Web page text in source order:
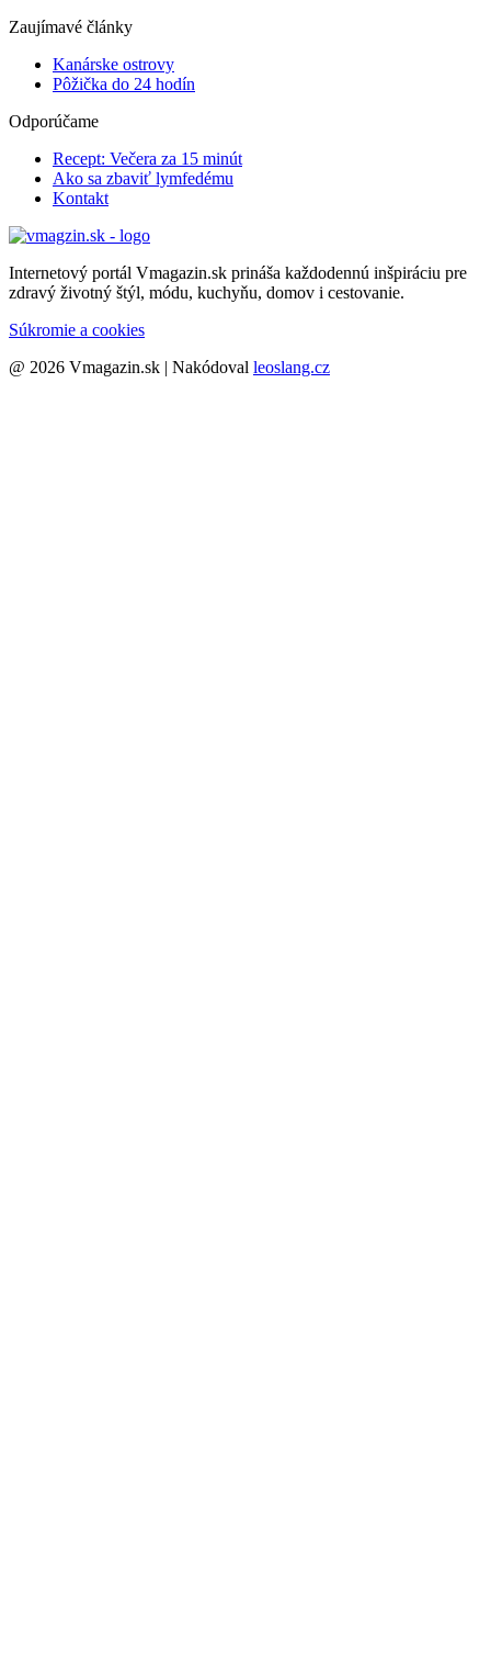
Zaujímavé články
Kanárske ostrovy
Pôžička do 24 hodín
Odporúčame
Recept: Večera za 15 minút
Ako sa zbaviť lymfedému
Kontakt
Internetový portál Vmagazin.sk prináša každodennú inšpiráciu pre
zdravý životný štýl, módu, kuchyňu, domov i cestovanie.
Súkromie a cookies
@ 2026 Vmagazin.sk | Nakódoval leoslang.cz